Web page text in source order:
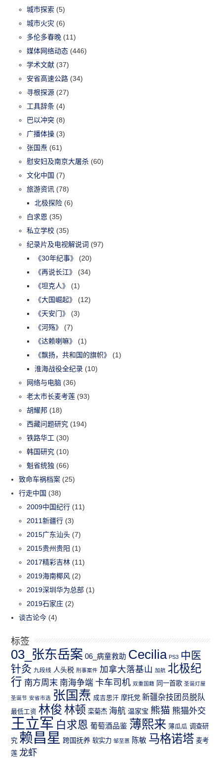
城市探索 (5)
城市火灾 (6)
多伦多春晚 (11)
媒体网络动态 (446)
学术文献 (37)
安省高速公路 (34)
寻根探源 (27)
工具辞条 (4)
巴以冲突 (8)
广播体操 (3)
张国焘 (61)
慰安妇及南京大屠杀 (60)
文化中国 (7)
旅游资讯 (78)
北极探险 (6)
白求恩 (35)
私立学校 (35)
纪录片及电视解说词 (97)
《30年纪事》
(20)
《再说长江》
(34)
《坦克人》
(1)
《大国崛起》
(12)
《天安门》
(3)
《河殇》
(7)
《达赖喇嘛》
(1)
《飘扬，共和国的旗帜》
(1)
淮海战役全纪录 (10)
网络与电脑 (36)
老太市长麦考莲 (93)
胡耀邦 (18)
西藏问题研究 (194)
铁路华工 (30)
韩国研究 (10)
魁省统独 (66)
致命车祸档案 (25)
行走中国 (38)
2009中国纪行 (11)
2011新疆行 (3)
2015广东汕头 (7)
2015贵州贵阳 (1)
2017精彩吉林 (11)
2019海南椰风 (2)
2019深圳华为总部 (1)
2019石家庄 (2)
谈古论今 (4)
标签
03_张东岳案 06_病童救助 Cecilia PS3 中医
针灸 九段线 人头税 刑事案件 加拿大落基山 加航 北极纪
行 南方周末 南海争端 卡车司机 双重国籍 同一首歌 圣诞灯屋
圣诞节 安省市选 张国焘 成吉思汗 摩托党 新疆杂技团员脱队
最低工资 林俊 林顿 栾菊杰 海航 温家宝 熊猫 熊猫外交
王立军 白求恩 葡萄酒品鉴 薄熙来 薄瓜瓜 调查研
究 赖昌星 跨国抚养 软实力 邹至蕙 陈敏 马格诺塔 麦考
莲 龙虾